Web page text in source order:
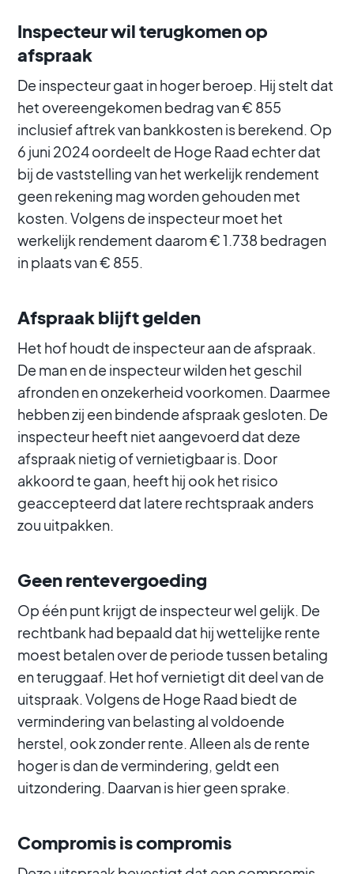
Inspecteur wil terugkomen op
afspraak
De inspecteur gaat in hoger beroep. Hij stelt dat
het overeengekomen bedrag van € 855
inclusief aftrek van bankkosten is berekend. Op
6 juni 2024 oordeelt de Hoge Raad echter dat
bij de vaststelling van het werkelijk rendement
geen rekening mag worden gehouden met
kosten. Volgens de inspecteur moet het
werkelijk rendement daarom € 1.738 bedragen
in plaats van € 855.
Afspraak blijft gelden
Het hof houdt de inspecteur aan de afspraak.
De man en de inspecteur wilden het geschil
afronden en onzekerheid voorkomen. Daarmee
hebben zij een bindende afspraak gesloten. De
inspecteur heeft niet aangevoerd dat deze
afspraak nietig of vernietigbaar is. Door
akkoord te gaan, heeft hij ook het risico
geaccepteerd dat latere rechtspraak anders
zou uitpakken.
Geen rentevergoeding
Op één punt krijgt de inspecteur wel gelijk. De
rechtbank had bepaald dat hij wettelijke rente
moest betalen over de periode tussen betaling
en teruggaaf. Het hof vernietigt dit deel van de
uitspraak. Volgens de Hoge Raad biedt de
vermindering van belasting al voldoende
herstel, ook zonder rente. Alleen als de rente
hoger is dan de vermindering, geldt een
uitzondering. Daarvan is hier geen sprake.
Compromis is compromis